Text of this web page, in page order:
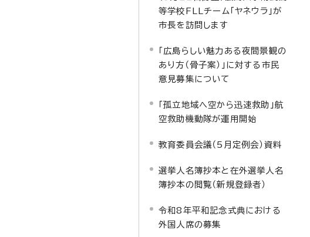
等学校FLLチーム「ヤネウラ」が
市長を訪問します
「広島らしい魅力ある夜間景観の
あり方（骨子案）」に対する市民
意見募集について
「孤立地域へ空から迅速救助」航
空救助機動隊が運用開始
教育委員会議（5月定例会）資料
選挙人名簿抄本と在外選挙人名
簿抄本の閲覧（新規登録者）
令和8年平和記念式典における
外国人席の募集